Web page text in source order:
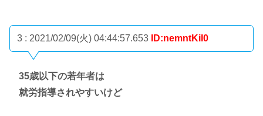
3 : 2021/02/09(火) 04:44:57.653 ID:nemntKiI0
35歳以下の若年者は
就労指導されやすいけど